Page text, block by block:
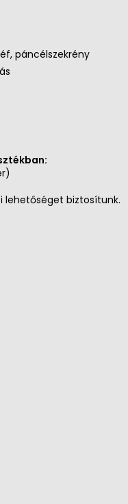
páncélszekrény
lehetőséget biztosítunk.